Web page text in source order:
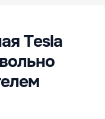
Tesla